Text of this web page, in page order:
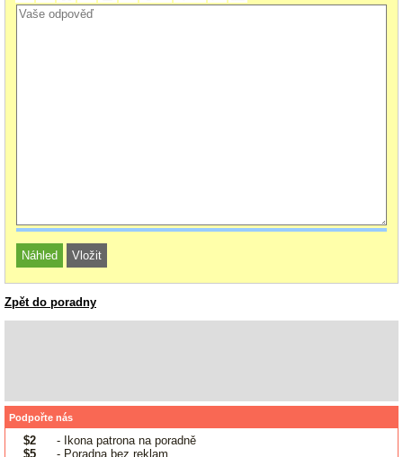
Zpět do poradny
Podpořte nás
$2
- Ikona patrona na poradně
$5
- Poradna bez reklam